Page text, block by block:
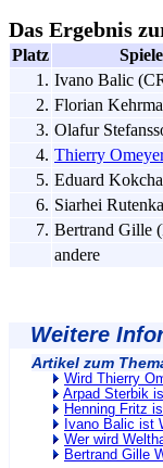
Das Ergebnis
Platz
1. Ivano Balic
2. Florian
3. Olafur
4. Thierry
5. Eduard
6. Siarhei
7. Bertrand Gille
andere
Weitere
Artikel zum
Wird Thierry
Arpad Sterbik
Henning Fritz
Ivano Balic ist
Wer wird
Bertrand Gille